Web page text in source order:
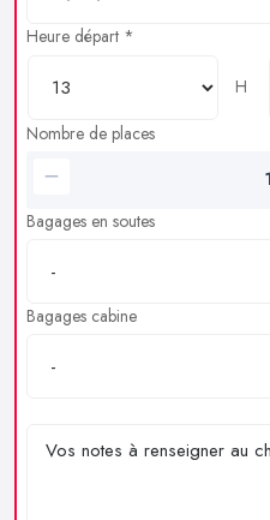
Heure départ *
H
Nombre de places
Bagages en soutes
Bagages cabine